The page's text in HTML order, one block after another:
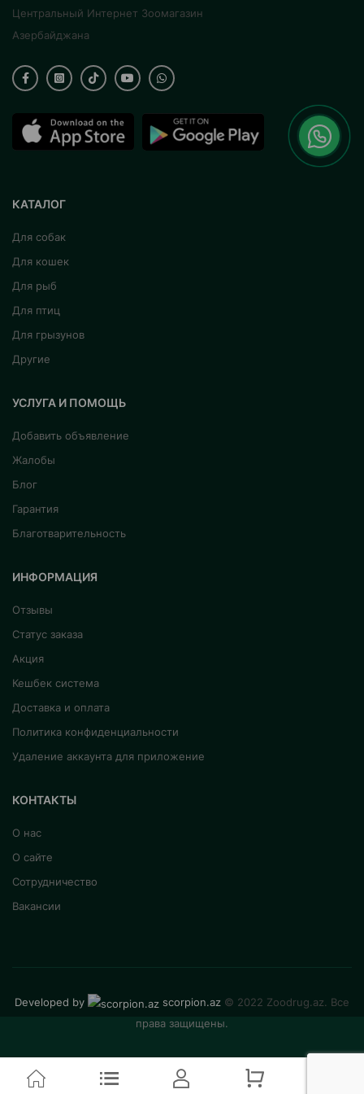
Центральный Интернет Зоомагазин
Азербайджана
КАТАЛОГ
Для собак
Для кошек
Для рыб
Для птиц
Для грызунов
Другие
УСЛУГА И ПОМОЩЬ
Добавить объявление
Жалобы
Блог
Гарантия
Благотварительность
ИНФОРМАЦИЯ
Отзывы
Статус заказа
Акция
Кешбек система
Доставка и оплата
Политика конфиденциальности
Удаление аккаунта для приложение
КОНТАКТЫ
О нас
О сайте
Сотрудничество
Вакансии
Developed by scorpion.az © 2022 Zoodrug.az. Все
права защищены.